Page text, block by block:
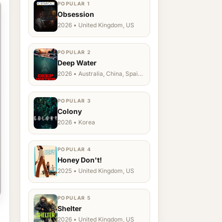
POPULAR 1
Obsession
2026 • United Kingdom, US
POPULAR 2
Deep Water
2026 • Australia, China, Spain,
POPULAR 3
Colony
2026 • Korea
POPULAR 4
Honey Don't!
2025 • United Kingdom, US
POPULAR 5
Shelter
2026 • United Kingdom, US